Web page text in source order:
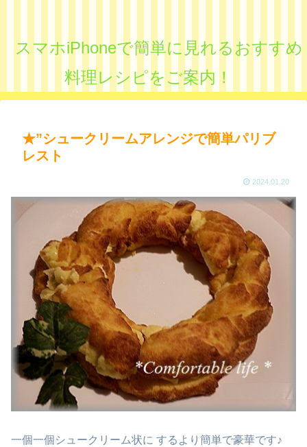
スマホiPhoneで簡単に見れるおすすめ
料理レシピをご案内！
★”シュークリームアレンジで簡単パリブ
レスト
2024.01.20
一個一個シュークリーム状に するより簡単で豪華です♪